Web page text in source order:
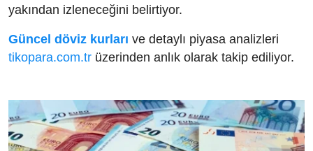
yakından izleneceğini belirtiyor.
Güncel döviz kurları ve detaylı piyasa analizleri
tikopara.com.tr üzerinden anlık olarak takip ediliyor.